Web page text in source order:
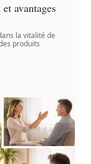
avantages
la vitalité de
produits